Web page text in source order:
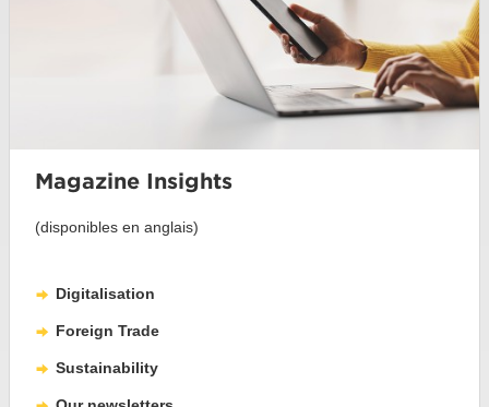
Magazine Insights
(disponibles en anglais)
Digitalisation
Foreign Trade
Sustainability